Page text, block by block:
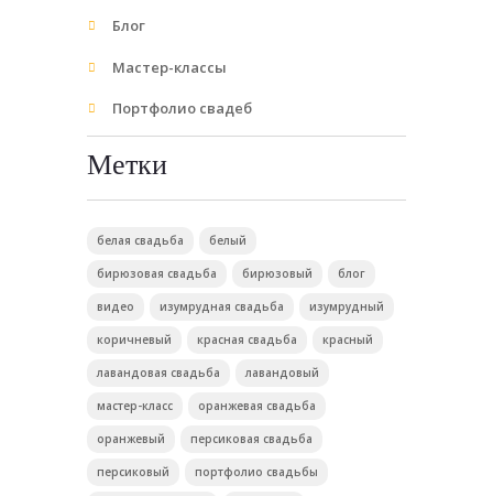
Блог
Мастер-классы
Портфолио свадеб
Метки
белая свадьба белый
бирюзовая свадьба бирюзовый блог
видео изумрудная свадьба изумрудный
коричневый красная свадьба красный
лавандовая свадьба лавандовый
мастер-класс оранжевая свадьба
оранжевый персиковая свадьба
персиковый портфолио свадьбы